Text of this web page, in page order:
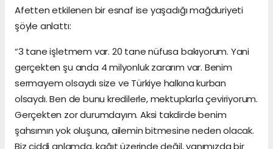
Afetten etkilenen bir esnaf ise yaşadığı mağduriyeti
şöyle anlattı:
“3 tane işletmem var. 20 tane nüfusa bakıyorum. Yani
gerçekten şu anda 4 milyonluk zararım var. Benim
sermayem olsaydı size ve Türkiye halkına kurban
olsaydı. Ben de bunu kredilerle, mektuplarla çeviriyorum.
Gerçekten zor durumdayım. Aksi takdirde benim
şahsımın yok oluşuna, ailemin bitmesine neden olacak.
Biz ciddi anlamda, kağıt üzerinde değil, yanımızda bir